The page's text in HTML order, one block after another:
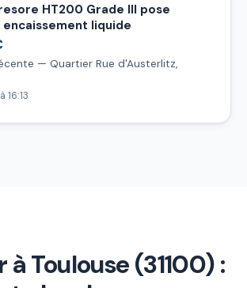
HT200 Grade III pose
liquide
— Quartier Rue d'Austerlitz,
Toulouse (31100) :